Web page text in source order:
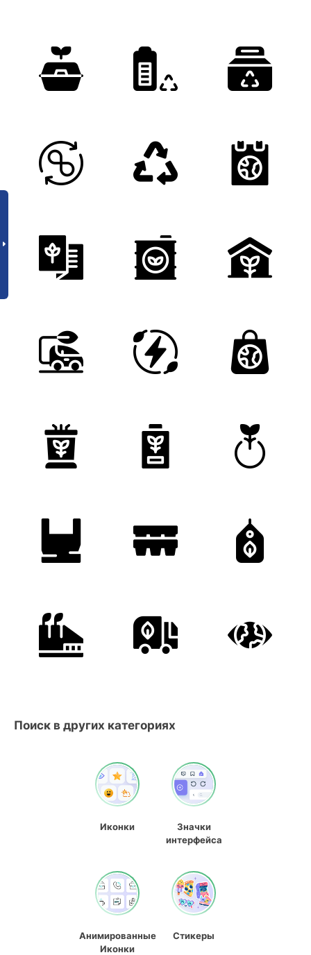
Поиск в других категориях
Иконки
Значки
интерфейса
Анимированные
Иконки
Стикеры